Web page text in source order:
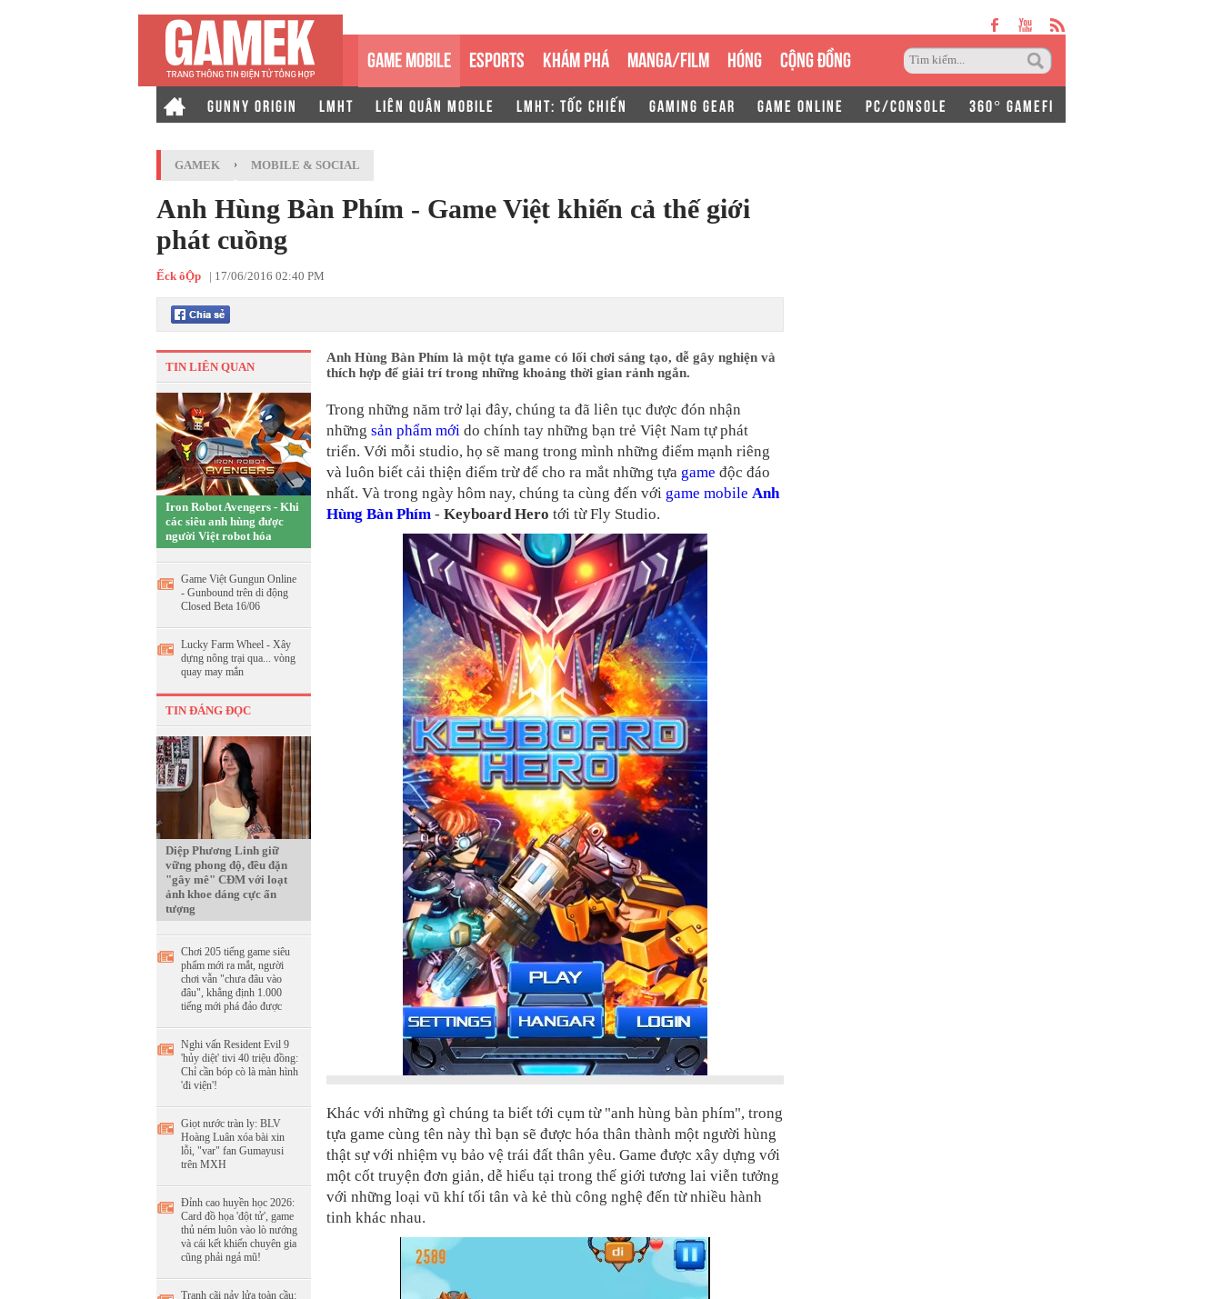
GAME MOBILE ESPORTS KHÁM PHÁ MANGA/FILM HÓNG CỘNG ĐỒNG
GUNNY ORIGIN LMHT LIÊN QUÂN MOBILE LMHT: TỐC CHIẾN GAMING GEAR GAME ONLINE PC/CONSOLE 360° GAMEFI
GAMEK › MOBILE & SOCIAL
Anh Hùng Bàn Phím - Game Việt khiến cả thế giới
phát cuồng
Ếck ôỘp | 17/06/2016 02:40 PM
TIN LIÊN QUAN
Iron Robot Avengers - Khi
các siêu anh hùng được
người Việt robot hóa
Game Việt Gungun Online
- Gunbound trên di động
Closed Beta 16/06
Lucky Farm Wheel - Xây
dựng nông trại qua... vòng
quay may mắn
TIN ĐÁNG ĐỌC
Diệp Phương Linh giữ
vững phong độ, đều đặn
"gây mê" CĐM với loạt
ảnh khoe dáng cực ấn
tượng
Chơi 205 tiếng game siêu
phẩm mới ra mắt, người
chơi vẫn "chưa đâu vào
đâu", khẳng định 1.000
tiếng mới phá đảo được
Nghi vấn Resident Evil 9
'hủy diệt' tivi 40 triệu đồng:
Chỉ cần bóp cò là màn hình
'đi viện'!
Giọt nước tràn ly: BLV
Hoàng Luân xóa bài xin
lỗi, "var" fan Gumayusi
trên MXH
Đỉnh cao huyền học 2026:
Card đồ họa 'đột tử', game
thủ ném luôn vào lò nướng
và cái kết khiến chuyên gia
cũng phải ngả mũ!
Tranh cãi nảy lửa toàn cầu:
Anh Hùng Bàn Phím là một tựa game có lối chơi sáng tạo, dễ gây nghiện và
thích hợp để giải trí trong những khoảng thời gian rảnh ngắn.
Trong những năm trở lại đây, chúng ta đã liên tục được đón nhận
những sản phẩm mới do chính tay những bạn trẻ Việt Nam tự phát
triển. Với mỗi studio, họ sẽ mang trong mình những điểm mạnh riêng
và luôn biết cải thiện điểm trừ để cho ra mắt những tựa game độc đáo
nhất. Và trong ngày hôm nay, chúng ta cùng đến với game mobile Anh
Hùng Bàn Phím - Keyboard Hero tới từ Fly Studio.
Khác với những gì chúng ta biết tới cụm từ "anh hùng bàn phím", trong
tựa game cùng tên này thì bạn sẽ được hóa thân thành một người hùng
thật sự với nhiệm vụ bảo vệ trái đất thân yêu. Game được xây dựng với
một cốt truyện đơn giản, dễ hiểu tại trong thế giới tương lai viễn tưởng
với những loại vũ khí tối tân và kẻ thù công nghệ đến từ nhiều hành
tinh khác nhau.